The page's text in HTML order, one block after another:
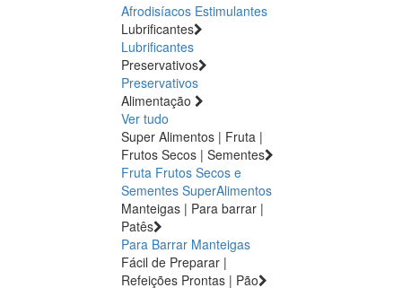
Afrodisíacos Estimulantes
Lubrificantes
Lubrificantes
Preservativos
Preservativos
Alimentação
Ver tudo
Super Alimentos | Fruta |
Frutos Secos | Sementes
Fruta Frutos Secos e
Sementes SuperAlimentos
Manteigas | Para barrar |
Patês
Para Barrar Manteigas
Fácil de Preparar |
Refeições Prontas | Pão